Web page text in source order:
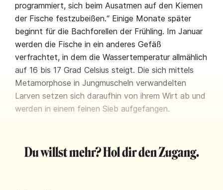
programmiert, sich beim Ausatmen auf den Kiemen
der Fische festzubeißen.“ Einige Monate später
beginnt für die Bachforellen der Frühling. Im Januar
werden die Fische in ein anderes Gefäß
verfrachtet, in dem die Wassertemperatur allmählich
auf 16 bis 17 Grad Celsius steigt. Die sich mittels
Metamorphose in Jungmuscheln verwandelten
Larven setzen sich daraufhin von ihrem Wirt ab und
werden in einem feinen Sieb aufgefangen.
Du willst mehr? Hol dir den Zugang.